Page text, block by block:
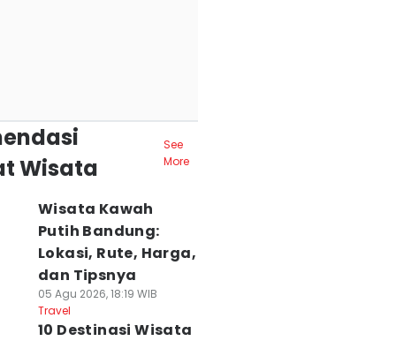
Wisata
See
More
Wisata Kawah
Putih Bandung:
Lokasi, Rute, Harga,
dan Tipsnya
05 Agu 2026, 18:19 WIB
Travel
10 Destinasi Wisata